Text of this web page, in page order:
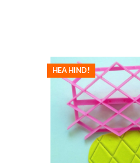
HEA HIND!